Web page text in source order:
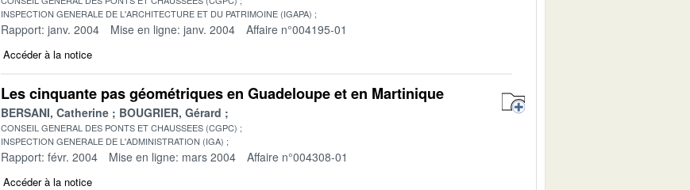
INSPECTION GENERALE DE L'ARCHITECTURE ET DU PATRIMOINE (IGAPA)
Rapport: janv. 2004 Mise en ligne: janv. 2004 Affaire n°004195-01
Accéder à la notice
Les cinquante pas géométriques en Guadeloupe et en Martinique
BERSANI, Catherine BOUGRIER, Gérard
CONSEIL GENERAL DES PONTS ET CHAUSSEES (CGPC)
INSPECTION GENERALE DE L'ADMINISTRATION (IGA)
Rapport: févr. 2004 Mise en ligne: mars 2004 Affaire n°004308-01
Accéder à la notice